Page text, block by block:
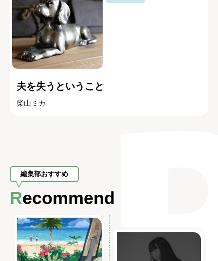
夫を失うということ
柴山ミカ
編集部おすすめ
Recommend